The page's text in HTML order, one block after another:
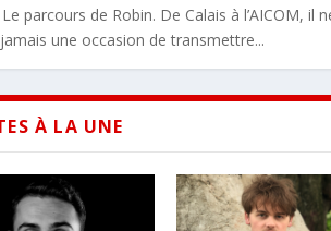
parcours de Robin. De Calais à l’AICOM, il
une occasion de transmettre...
À LA UNE